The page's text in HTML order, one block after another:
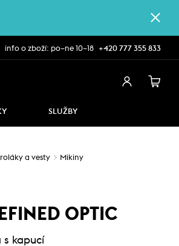
info o zboží: po–ne 10–18 +420 777 355 833
SLUŽBY
roláky a vesty Mikiny
OPTIC
s kapucí